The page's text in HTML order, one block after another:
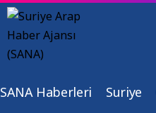
SANA Haberleri Suriye